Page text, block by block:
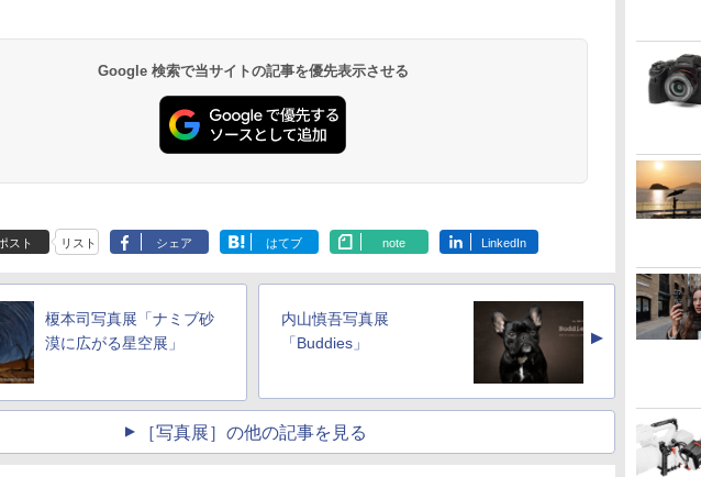
Google 検索で当サイトの記事を優先表示させる
スト リスト シェア はてブ note LinkedIn
榎本司写真展「ナミブ砂
漠に広がる星空展」
内山慎吾写真展
「Buddies」
▲
［写真展］の他の記事を見る